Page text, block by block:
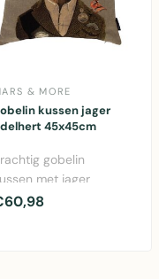
& MORE
kussen jager
45x45cm
gobelin
met jager
motief,